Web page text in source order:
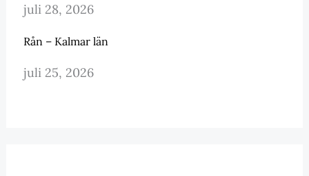
juli 28, 2026
Rån – Kalmar län
juli 25, 2026